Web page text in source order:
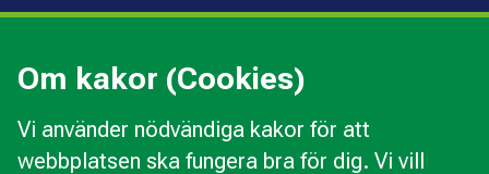
Om kakor (Cookies)
Vi använder nödvändiga kakor för att
webbplatsen ska fungera bra för dig. Vi vill
Press
Kommunal budget- och skuldrådgivning